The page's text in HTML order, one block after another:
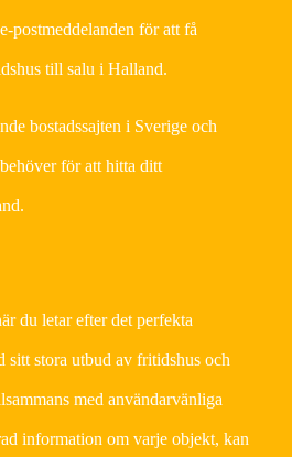
postmeddelanden för att få
till salu i Halland.
bostadssajten i Sverige och
för att hitta ditt
du letar efter det perfekta
stora utbud av fritidshus och
med användarvänliga
information om varje objekt, kan